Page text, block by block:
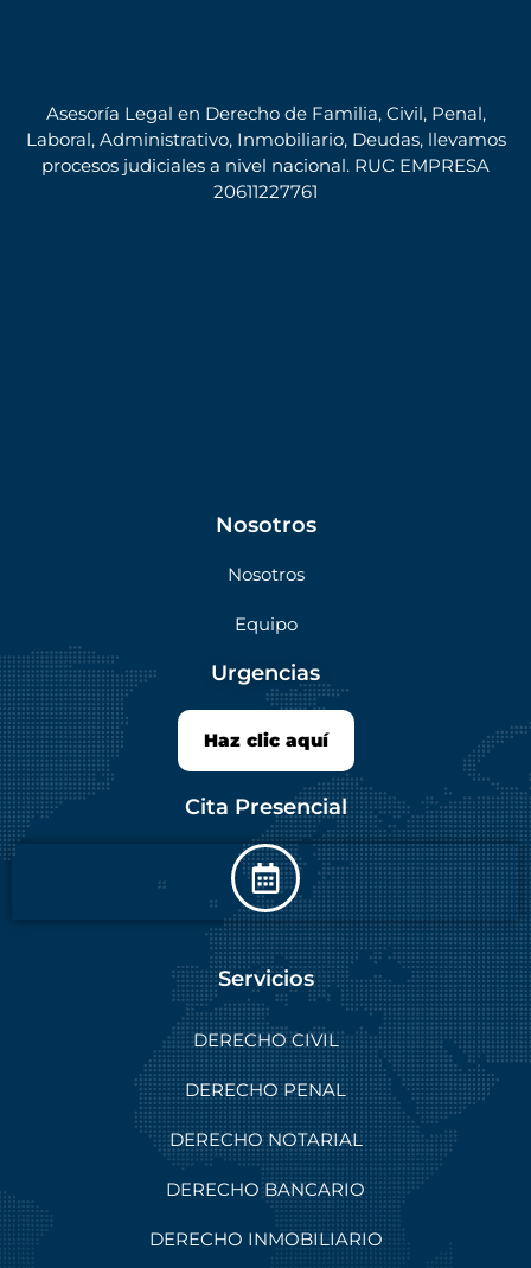
Asesoría Legal en Derecho de Familia, Civil, Penal,
Laboral, Administrativo, Inmobiliario, Deudas, llevamos
procesos judiciales a nivel nacional. RUC EMPRESA
20611227761
Nosotros
Nosotros
Equipo
Urgencias
Haz clic aquí
Cita Presencial
Servicios
DERECHO CIVIL
DERECHO PENAL
DERECHO NOTARIAL
DERECHO BANCARIO
DERECHO INMOBILIARIO